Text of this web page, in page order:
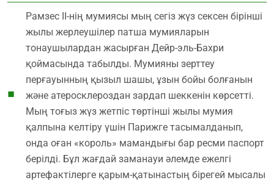
Рамзес ІІ-нің мумиясы мың сегіз жүз сексен бірінші
жылы жерлеушілер патша мумияларын
тонаушылардан жасырған Дейр-эль-Бахри
қоймасында табылды. Мумияны зерттеу
перғауынның қызыл шашы, ұзын бойы болғанын
және атеросклероздан зардап шеккенін көрсетті.
Мың тоғыз жүз жетпіс төртінші жылы мумия
қалпына келтіру үшін Парижге тасымалданып,
онда оған «король» мамандығы бар ресми паспорт
берілді. Бұл жағдай заманауи әлемде ежелгі
артефактілерге қарым-қатынастың бірегей мысалы